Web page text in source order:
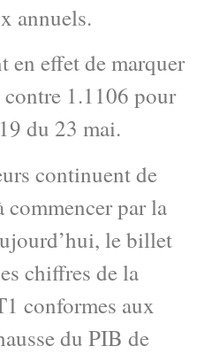
annuels.
en effet de marquer
1.1106 pour
du 23 mai.
continuent de
commencer par la
le billet
chiffres de la
conformes aux
du PIB de